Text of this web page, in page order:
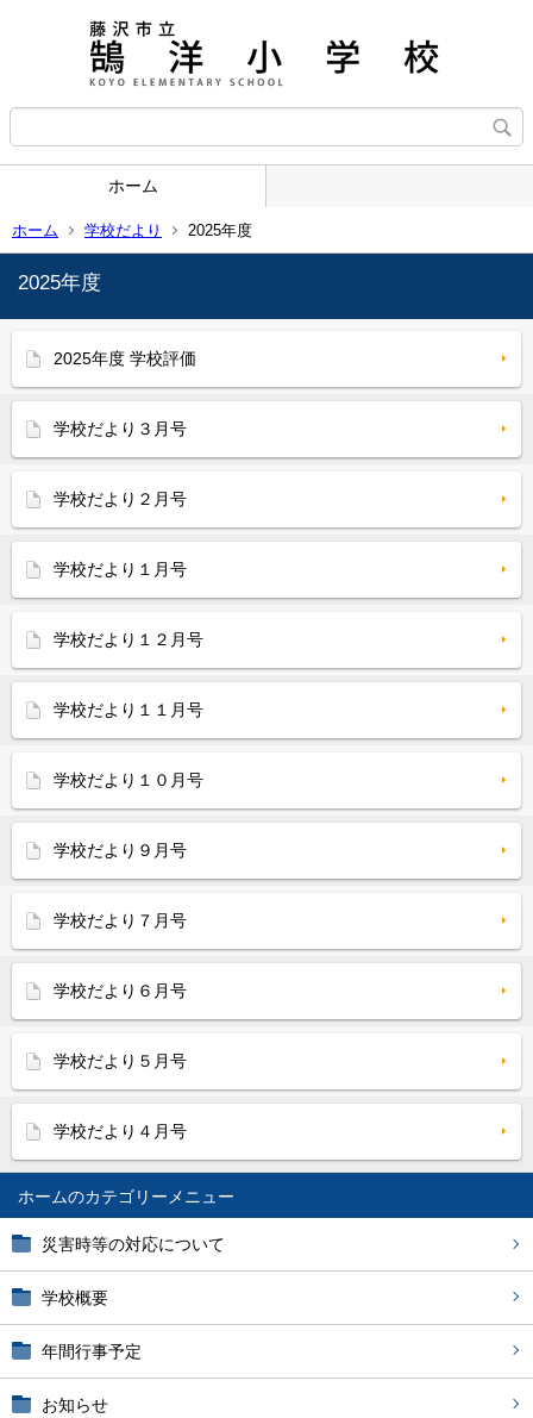
ホーム
ホーム 学校だより 2025年度
ホーム
災害時等の対応について
学校概要
年間行事予定
お知らせ
2025年度
2025年度 学校評価
学校だより３月号
学校だより２月号
学校だより１月号
学校だより１２月号
学校だより１１月号
学校だより１０月号
学校だより９月号
学校だより７月号
学校だより６月号
学校だより５月号
学校だより４月号